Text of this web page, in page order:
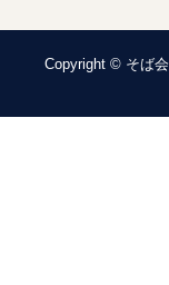
Copyright © そば